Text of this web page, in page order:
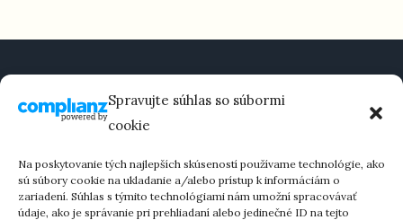
Spravujte súhlas so súbormi
cookie
Na poskytovanie tých najlepších skúseností používame technológie, ako
sú súbory cookie na ukladanie a/alebo prístup k informáciám o
zariadení. Súhlas s týmito technológiami nám umožní spracovávať
údaje, ako je správanie pri prehliadaní alebo jedinečné ID na tejto
jewishfood.sk © 2023 / Všetky práva vyhradené